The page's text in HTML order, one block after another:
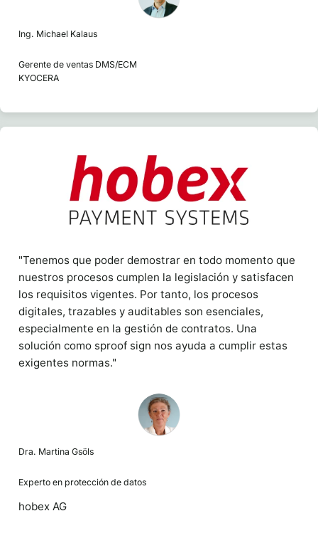
Ing. Michael Kalaus
Gerente de ventas DMS/ECM
KYOCERA
"Tenemos que poder demostrar en todo momento que
nuestros procesos cumplen la legislación y satisfacen
los requisitos vigentes. Por tanto, los procesos
digitales, trazables y auditables son esenciales,
especialmente en la gestión de contratos. Una
solución como sproof sign nos ayuda a cumplir estas
exigentes normas."
Dra. Martina Gsöls
Experto en protección de datos
hobex AG